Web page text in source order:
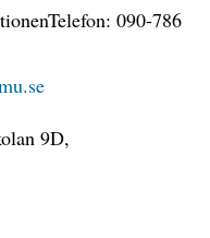
090-786
9D,